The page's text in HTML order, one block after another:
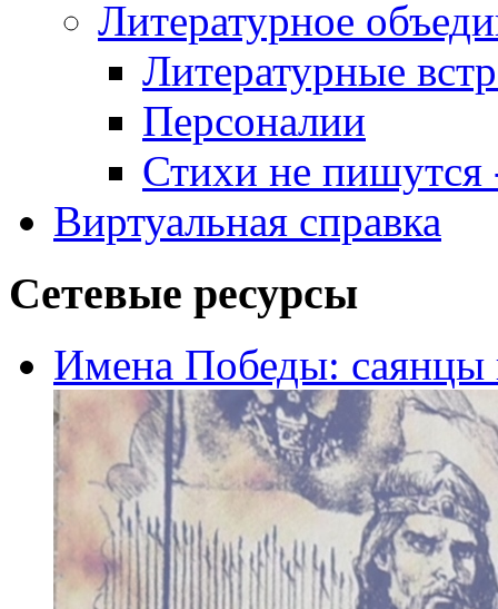
Литературное
Литературные
Персоналии
Стихи не пишутся
Виртуальная справка
Сетевые ресурсы
Имена Победы: саянцы